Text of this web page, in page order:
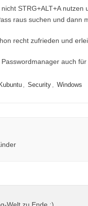
STRG+ALT+A
raus suchen und dann
recht zufrieden und
auch
Kubuntu , Security , Windows